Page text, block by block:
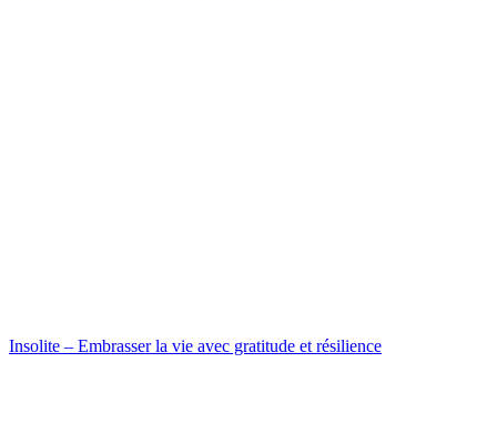
Insolite – Embrasser la vie avec gratitude et résilience